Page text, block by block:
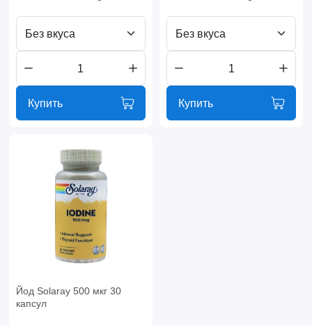
Без вкуса
Купить
Без вкуса
Купить
Йод Solaray 500 мкг 30
капсул